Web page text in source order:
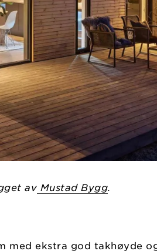
av Mustad Bygg.
ekstra god takhøyde